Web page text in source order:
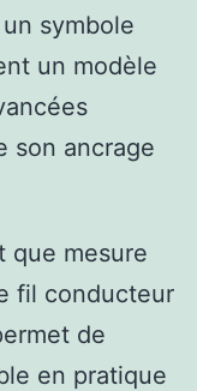
symbole
un modèle
son ancrage
que mesure
fil conducteur
de
en pratique